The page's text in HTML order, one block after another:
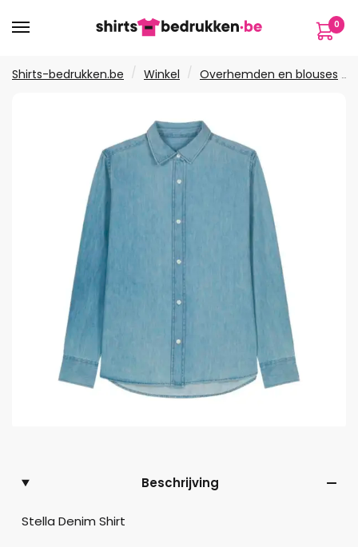
naar
naar
inhoud
0
Shirts-bedrukken.be / Winkel / Overhemden en blouses
Beschrijving
Stella Denim Shirt